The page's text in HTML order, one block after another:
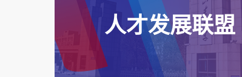
人才发展联盟